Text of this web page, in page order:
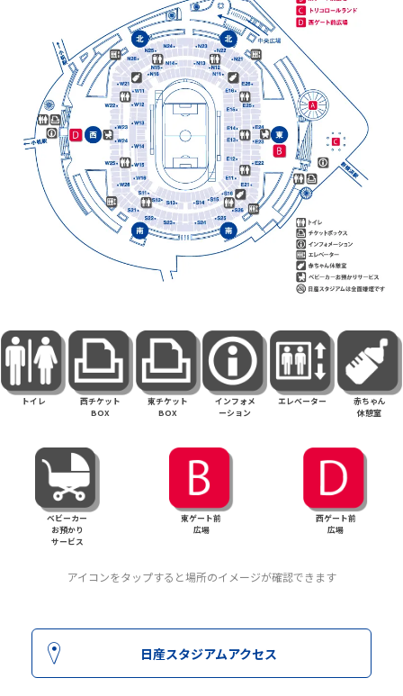
トイレ
西チケット
BOX
東チケット
BOX
インフォメ
ーション
エレベーター
赤ちゃん
休憩室
ベビーカー
お預かり
サービス
東ゲート前
広場
西ゲート前
広場
アイコンをタップすると場所のイメージが確認できます
日産スタジアムアクセス